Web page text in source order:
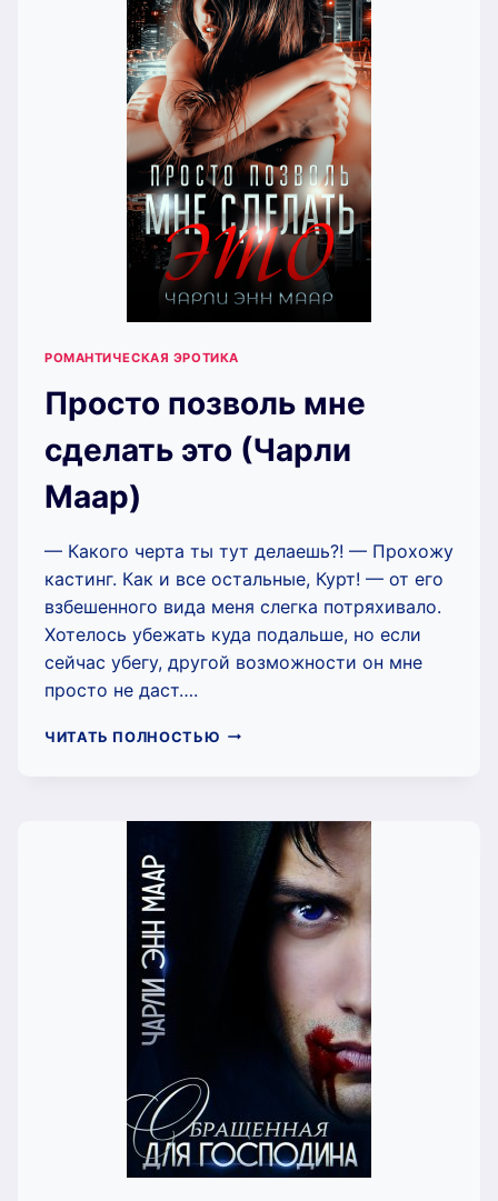
(ЧАРЛИ
МААР)
РОМАНТИЧЕСКАЯ ЭРОТИКА
Просто позволь мне
сделать это (Чарли
Маар)
— Какого черта ты тут делаешь?! — Прохожу
кастинг. Как и все остальные, Курт! — от его
взбешенного вида меня слегка потряхивало.
Хотелось убежать куда подальше, но если
сейчас убегу, другой возможности он мне
просто не даст….
ЧИТАТЬ ПОЛНОСТЬЮ ПРОСТО
ЭТО
(ЧАРЛИ
МААР)